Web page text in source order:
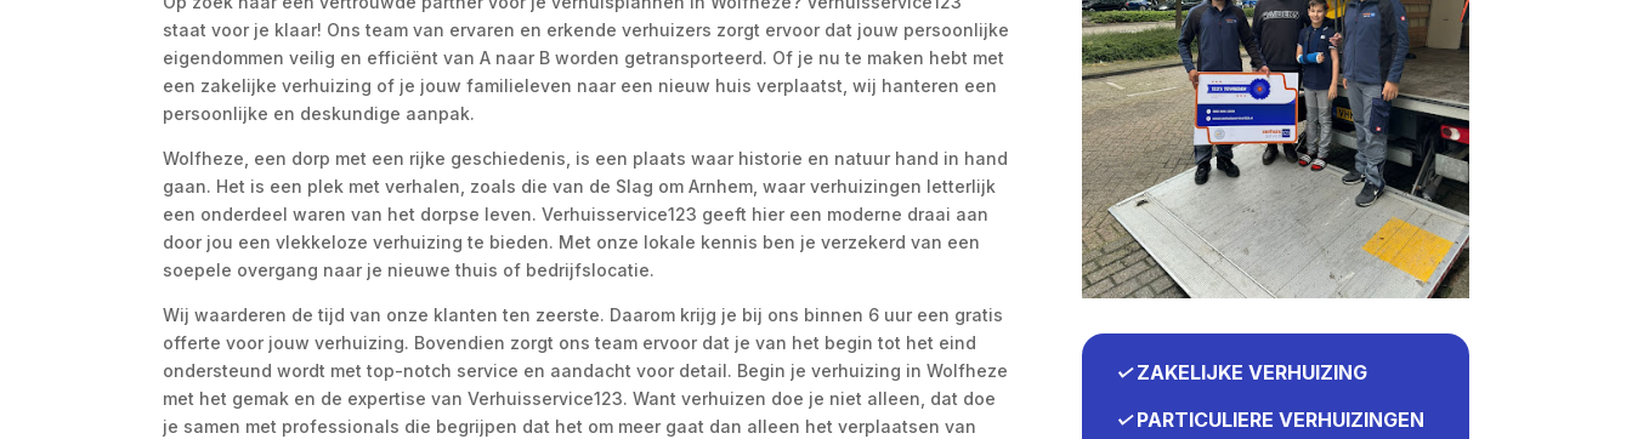
staat voor je klaar! Ons team van ervaren en erkende verhuizers zorgt ervoor dat jouw persoonlijke
eigendommen veilig en efficiënt van A naar B worden getransporteerd. Of je nu te maken hebt met
een zakelijke verhuizing of je jouw familieleven naar een nieuw huis verplaatst, wij hanteren een
persoonlijke en deskundige aanpak.
Wolfheze, een dorp met een rijke geschiedenis, is een plaats waar historie en natuur hand in hand
gaan. Het is een plek met verhalen, zoals die van de Slag om Arnhem, waar verhuizingen letterlijk
een onderdeel waren van het dorpse leven. Verhuisservice123 geeft hier een moderne draai aan
door jou een vlekkeloze verhuizing te bieden. Met onze lokale kennis ben je verzekerd van een
soepele overgang naar je nieuwe thuis of bedrijfslocatie.
Wij waarderen de tijd van onze klanten ten zeerste. Daarom krijg je bij ons binnen 6 uur een gratis
offerte voor jouw verhuizing. Bovendien zorgt ons team ervoor dat je van het begin tot het eind
ondersteund wordt met top-notch service en aandacht voor detail. Begin je verhuizing in Wolfheze
met het gemak en de expertise van Verhuisservice123. Want verhuizen doe je niet alleen, dat doe
je samen met professionals die begrijpen dat het om meer gaat dan alleen het verplaatsen van
✓ZAKELIJKE VERHUIZING
✓PARTICULIERE VERHUIZINGEN